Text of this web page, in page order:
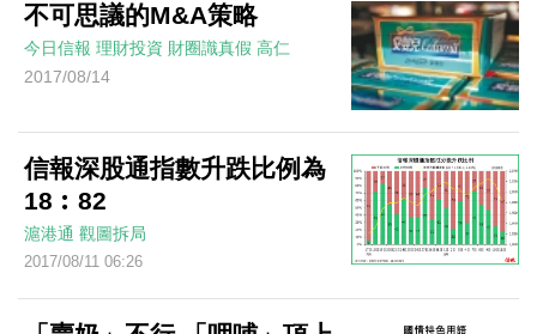
不可思議的M&A策略
今日信報 理財投資 財圈識真假 高仁
2017/08/14
信報深股通指數升跌比例為
18︰82
滬港通 觀圖拆局
2017/08/11 06:26